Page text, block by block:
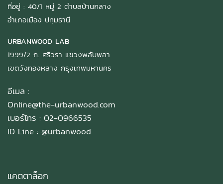
ที่อยู่ : 40/1 หมู่ 2 ตำบลบ้านกลาง
อำเภอเมือง ปทุมธานี
URBANWOOD LAB
1999/2 ถ. ศรีวรา แขวงพลับพลา
เขตวังทองหลาง กรุงเทพมหานคร
อีเมล :
Online@the-urbanwood.com
เบอร์โทร : 02-0966535
ID Line : @urbanwood
แคตตาล็อก